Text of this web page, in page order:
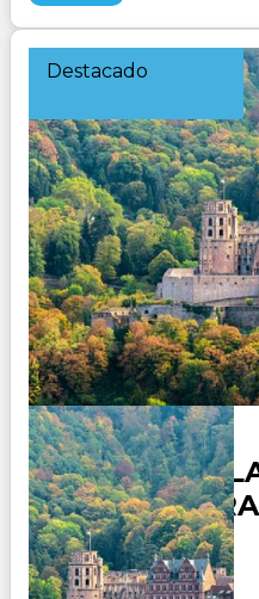
Destacado
ALEMANIA,
SELVA
Duración: